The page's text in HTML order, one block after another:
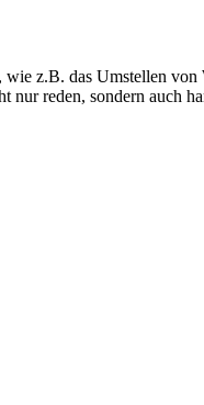
z.B. das Umstellen
nur reden, sondern auch